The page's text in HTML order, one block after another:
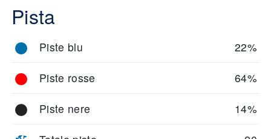
Pista
Piste blu 22%
Piste rosse 64%
Piste nere 14%